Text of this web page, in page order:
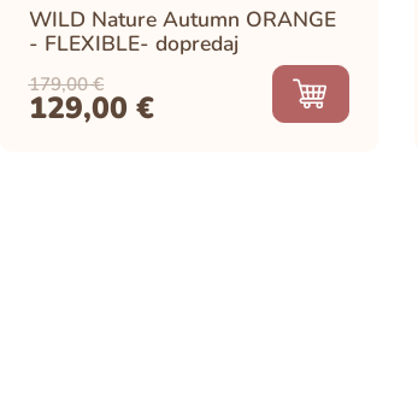
WILD Nature Autumn ORANGE
- FLEXIBLE- dopredaj
179,00€
Original
129,00 €
Current